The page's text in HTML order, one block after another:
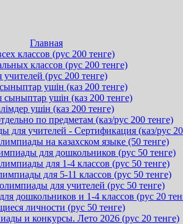
Главная
классов (рус 200 тенге)
классов (рус 200 тенге)
учителей (рус 200 тенге)
ушін (каз 200 тенге)
сыныптар ушін (каз 200 тенге)
ушін (каз 200 тенге)
по предметам (каз/рус 200 тенге)
для учителей - Сертификация (каз/рус
на казахском языке (50 тенге)
для дошкольников (рус 50 тенге)
для 1-4 классов (рус 50 тенге)
для 5-11 классов (рус 50 тенге)
для учителей (рус 50 тенге)
дошкольников и 1-4 классов (рус 20
личности (рус 50 тенге)
и конкурсы. Лето 2026 (рус 20 тенге)